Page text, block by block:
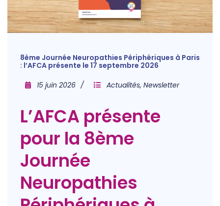
8ème Journée Neuropathies Périphériques à Paris
: l’AFCA présente le 17 septembre 2026
15 juin 2026
Actualités, Newsletter
L’AFCA présente
pour la 8ème
Journée
Neuropathies